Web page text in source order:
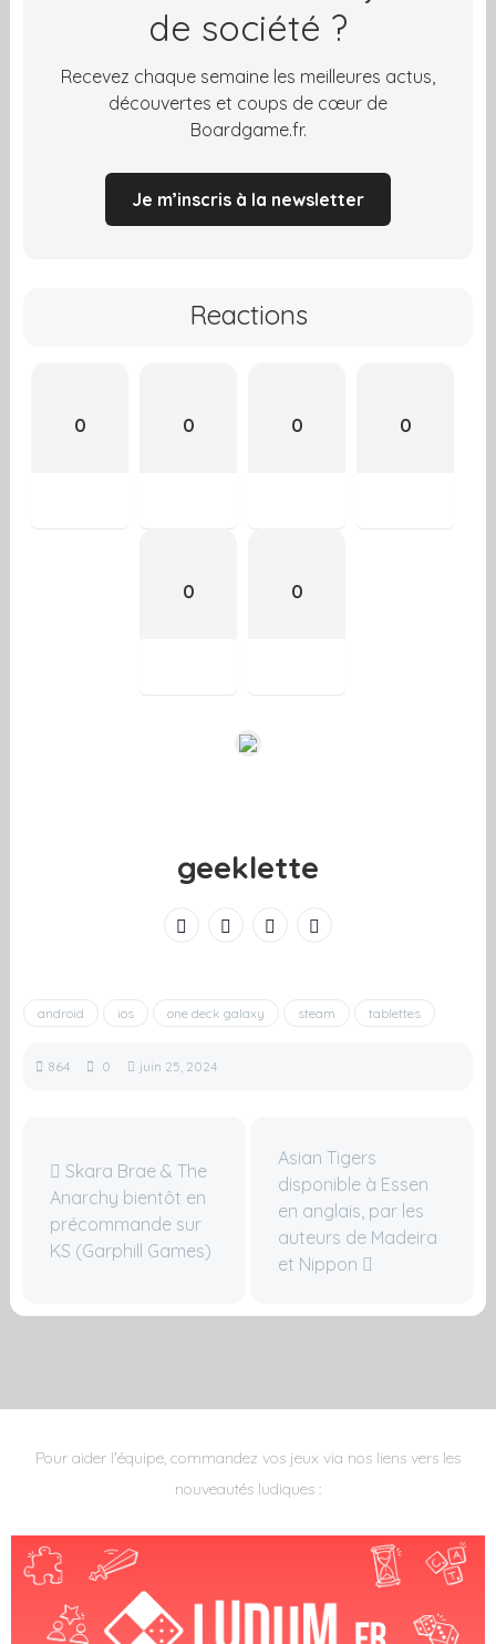
de société ?
Recevez chaque semaine les meilleures actus,
découvertes et coups de cœur de
Boardgame.fr.
Je m’inscris à la newsletter
Reactions
0 0 0 0
0 0
geeklette
android ios one deck galaxy steam tablettes
864 0 juin 25, 2024
Skara Brae & The
Anarchy bientôt en
précommande sur
KS (Garphill Games)
Asian Tigers
disponible à Essen
en anglais, par les
auteurs de Madeira
et Nippon
Pour aider l'équipe, commandez vos jeux via nos liens vers les
nouveautés ludiques :